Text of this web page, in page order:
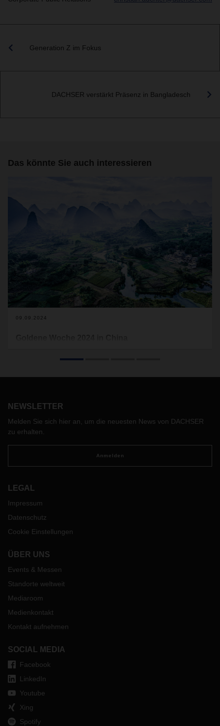
Generation Z im Fokus
DACHSER verstärkt Präsenz in Bangladesch
Das könnte Sie auch interessieren
09.09.2024
Lieferketten haben. Es ist daher ratsam, frühzeitig
minimieren.
NEWSLETTER
Melden Sie sich hier an, um die neuesten News von DACHSER
zu erhalten.
Anmelden
LEGAL
Impressum
Datenschutz
Cookie Einstellungen
ÜBER UNS
Events & Messen
Standorte weltweit
Mediaroom
Medienkontakt
Kontakt aufnehmen
SOCIAL MEDIA
Facebook
LinkedIn
Youtube
Xing
Spotify